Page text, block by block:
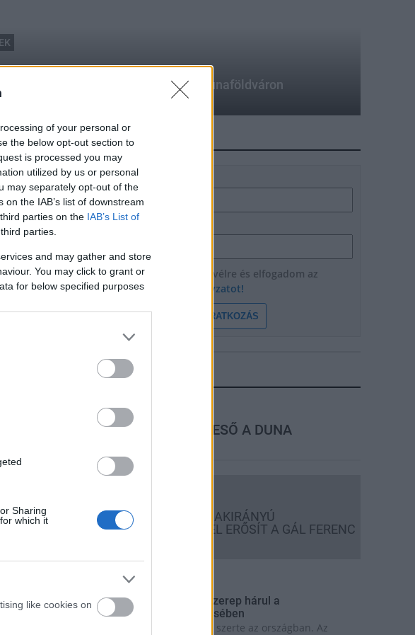
of your personal or
the below opt-out section to
is processed you may
utilized by us or personal
may separately opt-out of the
the IAB’s list of downstream
parties on the IAB’s List of
parties.
and may gather and store
You may click to grant or
for below specified purposes
Sharing
which it
like cookies on
halászléfőző versenyt rendeznek Dunaföldváron
HÍRLEVÉL
Név
Feliratkozom a hírlevélre és elfogadom az
adatvédelmi szabályzatot!
FELIRATKOZÁS
LEGFRISSEBB
Országos hírek
MEGÉRKEZETT AZ ESŐ A DUNA
KECSKEMÉTEN IS SZAKIRÁNYÚ
TOVÁBBKÉPZÉSEKKEL ERŐSÍT A GÁL FERENC
Országos hírek
A lakosságra is fontos szerep hárul a
szúnyoginvázió elkerülésében
Folytatódik a szúnyogírtás szerte az országban. Az